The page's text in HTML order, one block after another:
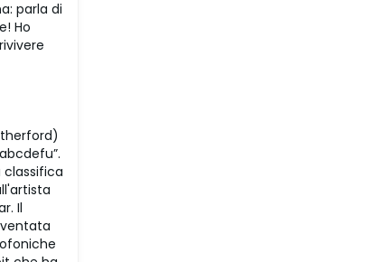
parla di
Ho
Il